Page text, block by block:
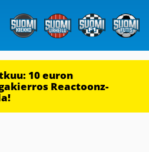
10 euron
Reactoonz-